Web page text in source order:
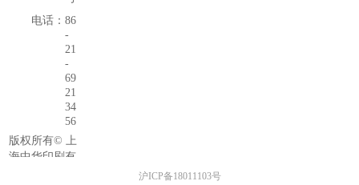
电话： 86
-
21
-
69
21
34
56
版权所有© 上
海中华印刷有
沪ICP备18011103号